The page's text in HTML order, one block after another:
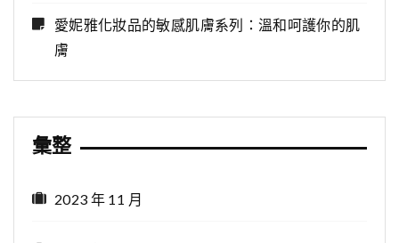
愛妮雅化妝品的敏感肌膚系列：溫和呵護你的肌
膚
彙整
2023 年 11 月